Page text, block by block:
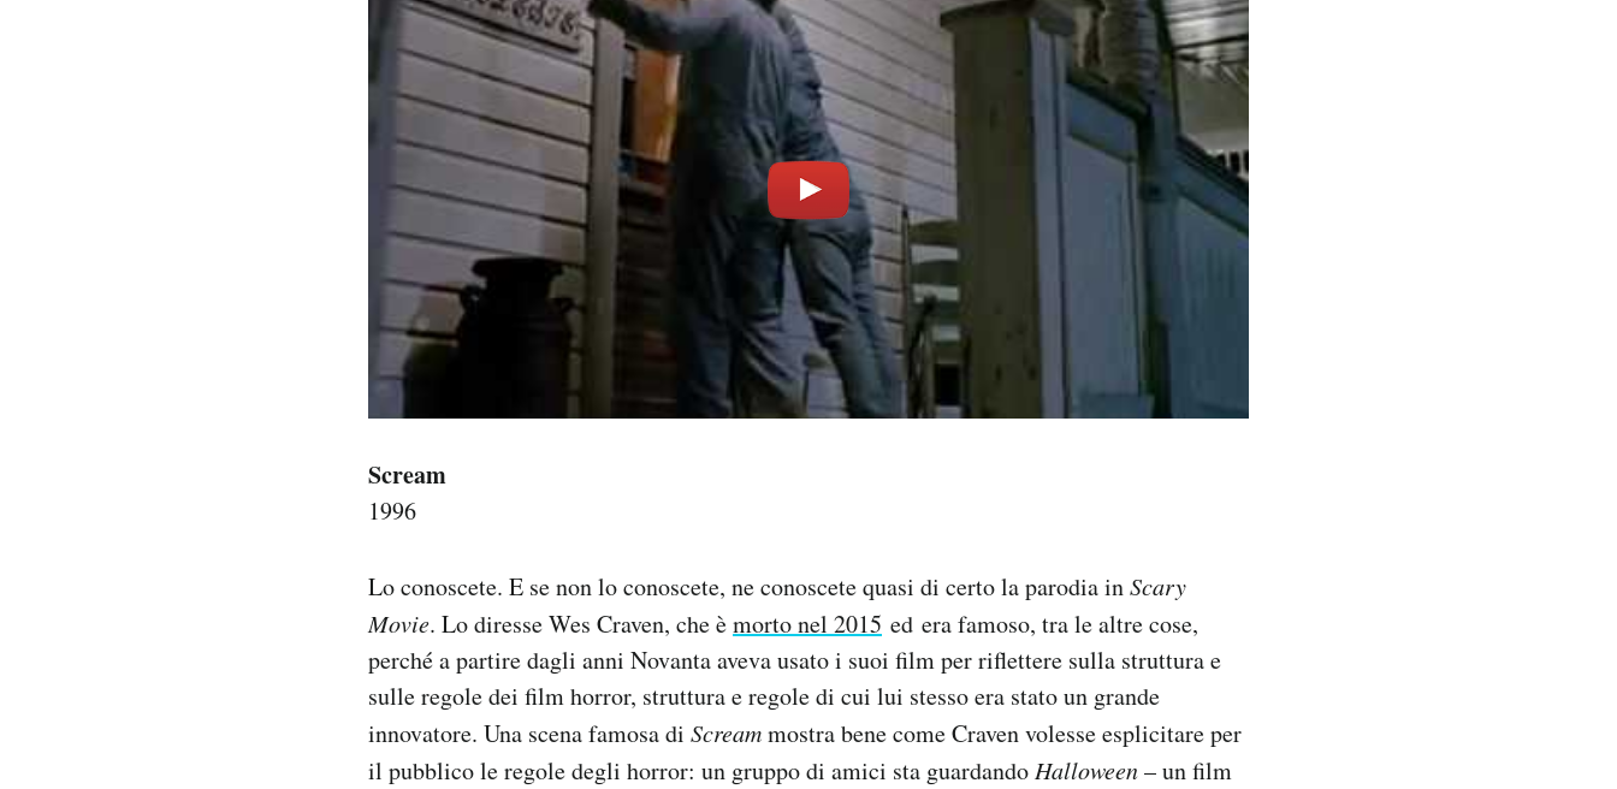
Scream
1996
Lo conoscete. E se non lo conoscete, ne conoscete quasi di certo la parodia inScary
Movie. Lo diresse Wes Craven, che èmorto nel 2015 ed era famoso, tra le altre cose,
perché a partire dagli anni Novanta aveva usato i suoi film per riflettere sulla struttura e
sulle regole dei film horror, struttura e regole di cui lui stesso era stato un grande
innovatore. Una scena famosa di Screammostra bene come Craven volesse esplicitare per
il pubblico le regole degli horror: un gruppo di amici sta guardandoHalloween– un film